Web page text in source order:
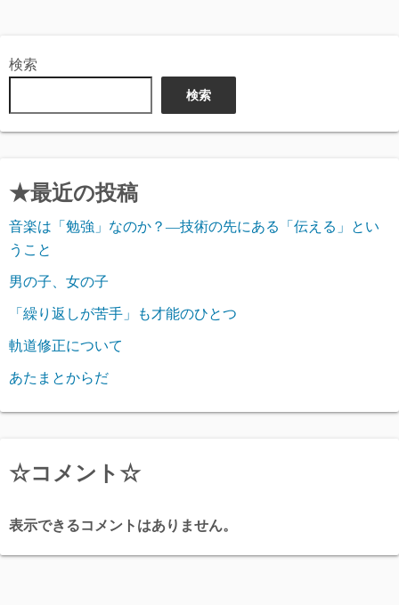
検索
検索
★最近の投稿
音楽は「勉強」なのか？―技術の先にある「伝える」とい
うこと
男の子、女の子
「繰り返しが苦手」も才能のひとつ
軌道修正について
あたまとからだ
☆コメント☆
表示できるコメントはありません。